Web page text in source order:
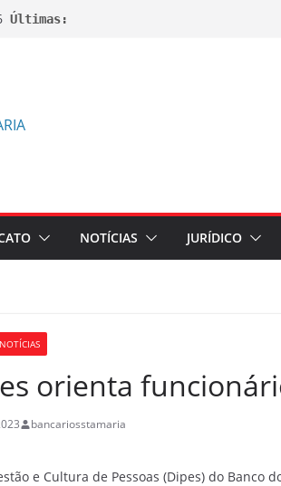
Últimas:
NOTÍCIAS JURÍDICO
NOTÍCIAS
orienta
bancariosstamaria
e Cultura de Pessoas (Dipes) do